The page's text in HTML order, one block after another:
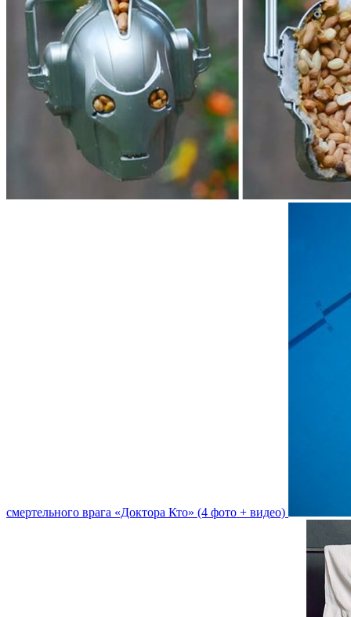
смертельного врага «Доктора Кто» (4 фото + видео)